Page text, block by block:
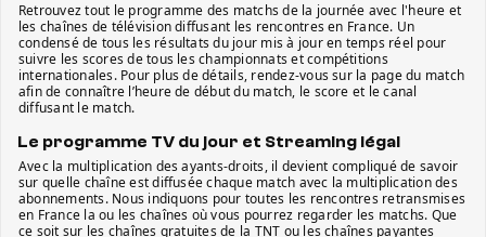
Retrouvez tout le programme des matchs de la journée avec l'heure et
les chaînes de télévision diffusant les rencontres en France. Un
condensé de tous les résultats du jour mis à jour en temps réel pour
suivre les scores de tous les championnats et compétitions
internationales. Pour plus de détails, rendez-vous sur la page du match
afin de connaître l’heure de début du match, le score et le canal
diffusant le match.
Le programme TV du jour et Streaming légal
Avec la multiplication des ayants-droits, il devient compliqué de savoir
sur quelle chaîne est diffusée chaque match avec la multiplication des
abonnements. Nous indiquons pour toutes les rencontres retransmises
en France la ou les chaînes où vous pourrez regarder les matchs. Que
ce soit sur les chaînes gratuites de la TNT ou les chaînes payantes